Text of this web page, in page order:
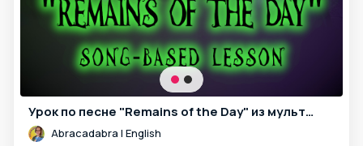
Урок по песне "Remains of the Day" из мультфильма "Труп Невесты"
Abracadabra | English